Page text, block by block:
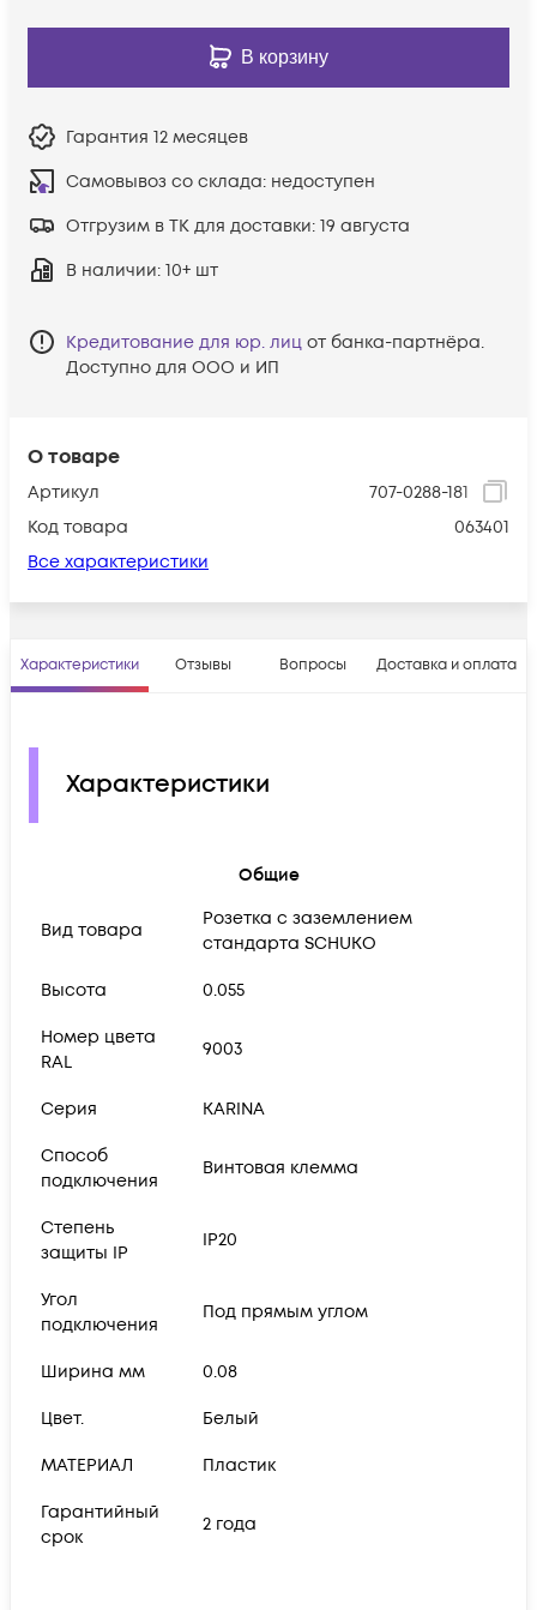
О товаре
Артикул
707-0288-181
Код товара
063401
Все характеристики
В корзину
Гарантия 12 месяцев
Самовывоз со склада: недоступен
Отгрузим в ТК для доставки: 19 августа
В наличии: 10+ шт
Кредитование для юр. лиц от банка-партнёра.
Доступно для ООО и ИП
Характеристики Отзывы Вопросы Доставка и оплата
Характеристики
Общие
Вид товара
Розетка с заземлением
стандарта SCHUKO
Высота 0.055
Номер цвета
RAL
9003
Серия KARINA
Способ
подключения
Винтовая клемма
Степень
защиты IP
IP20
Угол
подключения
Под прямым углом
Ширина мм 0.08
Цвет. Белый
МАТЕРИАЛ Пластик
Гарантийный
срок
2 года